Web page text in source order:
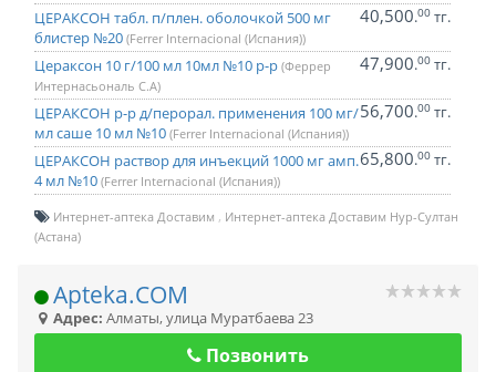
ЦЕРАКСОН табл. п/плен. оболочкой 500 мг
блистер №20 (Ferrer Internacional (Испания))
40,500.00 тг.
Цераксон 10 г/100 мл 10мл №10 р-р (Феррер
Интернасьональ С.А)
47,900.00 тг.
ЦЕРАКСОН р-р д/перорал. применения 100 мг/
мл саше 10 мл №10 (Ferrer Internacional (Испания))
56,700.00 тг.
ЦЕРАКСОН раствор для инъекций 1000 мг амп.
4 мл №10 (Ferrer Internacional (Испания))
65,800.00 тг.
Интернет-аптека Доставим
Интернет-аптека Доставим Нур-Султан
(Астана)
Apteka.COM
Адрес: Алматы,улица Муратбаева 23
Позвонить